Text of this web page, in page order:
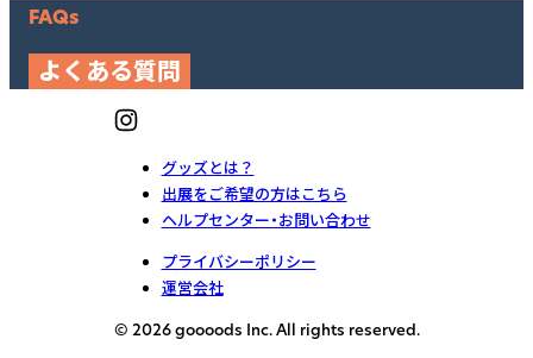
FAQs
よくある質問
グッズとは？
出展をご希望の方はこちら
ヘルプセンター・お問い合わせ
プライバシーポリシー
運営会社
© 2026 goooods Inc. All rights reserved.